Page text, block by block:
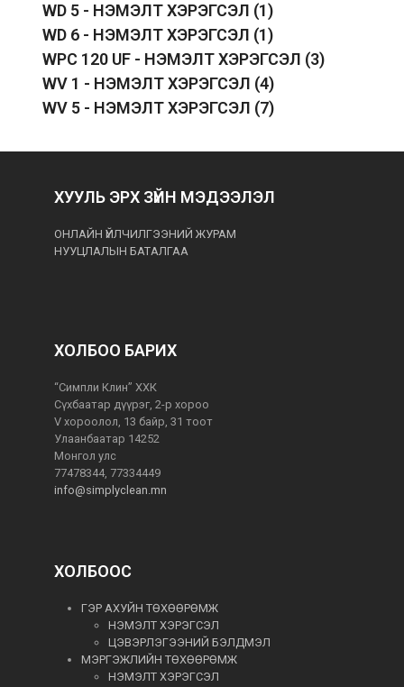
WD 5 - НЭМЭЛТ ХЭРЭГСЭЛ (1)
WD 6 - НЭМЭЛТ ХЭРЭГСЭЛ (1)
WPC 120 UF - НЭМЭЛТ ХЭРЭГСЭЛ (3)
WV 1 - НЭМЭЛТ ХЭРЭГСЭЛ (4)
WV 5 - НЭМЭЛТ ХЭРЭГСЭЛ (7)
ХУУЛЬ ЭРХ ЗҮЙН МЭДЭЭЛЭЛ
ОНЛАЙН ҮЙЛЧИЛГЭЭНИЙ ЖУРАМ
НУУЦЛАЛЫН БАТАЛГАА
ХОЛБОО БАРИХ
“Симпли Клин” ХХК
Сүхбаатар дүүрэг, 2-р хороо
V хороолол, 13 байр, 31 тоот
Улаанбаатар 14252
Монгол улс
77478344, 77334449
info@simplyclean.mn
ХОЛБООС
ГЭР АХУЙН ТӨХӨӨРӨМЖ
НЭМЭЛТ ХЭРЭГСЭЛ
ЦЭВЭРЛЭГЭЭНИЙ БЭЛДМЭЛ
МЭРГЭЖЛИЙН ТӨХӨӨРӨМЖ
НЭМЭЛТ ХЭРЭГСЭЛ